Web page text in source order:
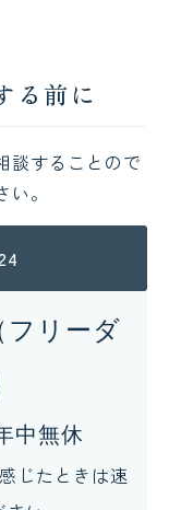
る前に
談することので
。
リーダ
中無休
じたときは速